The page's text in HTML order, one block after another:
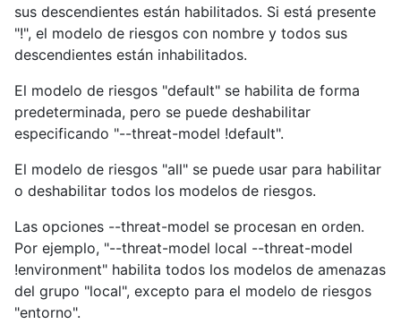
sus descendientes están habilitados. Si está presente
"!", el modelo de riesgos con nombre y todos sus
descendientes están inhabilitados.
El modelo de riesgos "default" se habilita de forma
predeterminada, pero se puede deshabilitar
especificando "--threat-model !default".
El modelo de riesgos "all" se puede usar para habilitar
o deshabilitar todos los modelos de riesgos.
Las opciones --threat-model se procesan en orden.
Por ejemplo, "--threat-model local --threat-model
!environment" habilita todos los modelos de amenazas
del grupo "local", excepto para el modelo de riesgos
"entorno".